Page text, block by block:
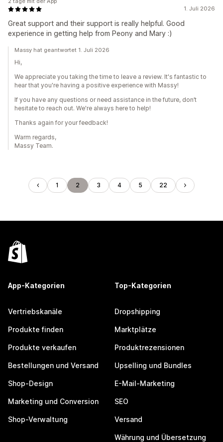
1. Juli 2026
Great support and their support is really helpful. Good
experience in getting help from Peony and Mary :)
Massy hat geantwortet 1. Juli 2026
Hi,
We appreciate you taking the time to leave a review. It's fantastic to
hear that you're having a positive experience with Massy!
If you have any questions or need assistance in the future, don’t
hesitate to reach out. We're always here to help!
Thanks again for your feedback!
Warm regards,
Massy Team.
1 2 3 4 5 22
App-Kategorien
Vertriebskanäle
Produkte finden
Produkte verkaufen
Bestellungen und Versand
Shop-Design
Marketing und Conversion
Shop-Verwaltung
Top-Kategorien
Dropshipping
Marktplätze
Produktrezensionen
Upselling und Bundles
E-Mail-Marketing
SEO
Versand
Währung und Übersetzung